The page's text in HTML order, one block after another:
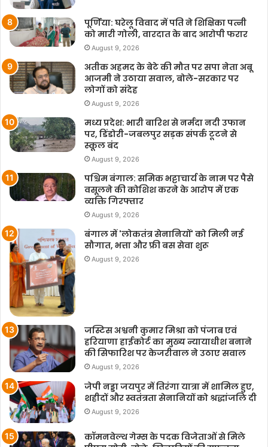
पूर्णिया: घरेलू विवाद में पति ने शिक्षिका पत्नी
को मारी गोली, वारदात के बाद आरोपी फरार
August 9, 2026
अतीक अहमद के बेटे की मौत पर सपा नेता अबू
आजमी ने उठाया सवाल, बोले-सरकार पर
लोगों को संदेह
August 9, 2026
मध्य प्रदेश: भारी बारिश से नर्मदा नदी उफान
पर, डिंडोरी-जबलपुर सड़क संपर्क टूटने से
स्कूल बंद
August 9, 2026
पश्चिम बंगाल: समिक भट्टाचार्य के नाम पर पैसे
वसूलने की कोशिश करने के आरोप में एक
व्यक्ति गिरफ्तार
August 9, 2026
बंगाल में 'लोकतंत्र सेनानियों' को मिली नई
सौगात, भत्ता और फ्री बस सेवा शुरू
August 9, 2026
जस्टिस अश्वनी कुमार मिश्रा को पंजाब एवं
हरियाणा हाईकोर्ट का मुख्य न्यायाधीश बनाने
की सिफारिश पर केजरीवाल ने उठाए सवाल
August 9, 2026
जेपी नड्डा जयपुर में तिरंगा यात्रा में शामिल हुए,
शहीदों और स्वतंत्रता सेनानियों को श्रद्धांजलि दी
August 9, 2026
कॉमनवेल्थ गेम्स के पदक विजेताओं से मिले